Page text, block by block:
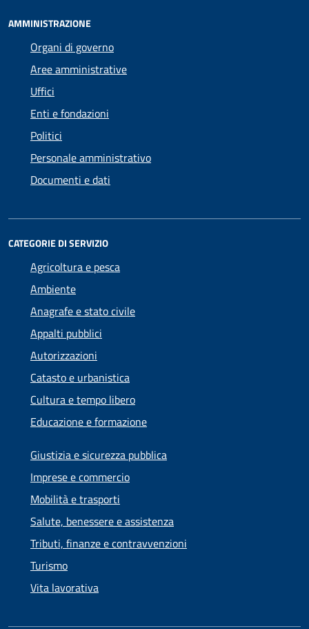
AMMINISTRAZIONE
Organi di governo
Aree amministrative
Uffici
Enti e fondazioni
Politici
Personale amministrativo
Documenti e dati
CATEGORIE DI SERVIZIO
Agricoltura e pesca
Ambiente
Anagrafe e stato civile
Appalti pubblici
Autorizzazioni
Catasto e urbanistica
Cultura e tempo libero
Educazione e formazione
Giustizia e sicurezza pubblica
Imprese e commercio
Mobilità e trasporti
Salute, benessere e assistenza
Tributi, finanze e contravvenzioni
Turismo
Vita lavorativa